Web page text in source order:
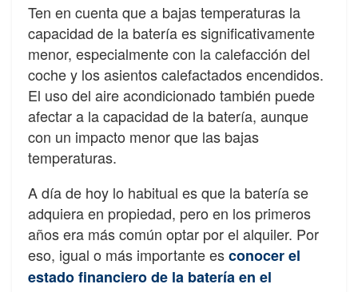
Ten en cuenta que a bajas temperaturas la
capacidad de la batería es significativamente
menor, especialmente con la calefacción del
coche y los asientos calefactados encendidos.
El uso del aire acondicionado también puede
afectar a la capacidad de la batería, aunque
con un impacto menor que las bajas
temperaturas.
A día de hoy lo habitual es que la batería se
adquiera en propiedad, pero en los primeros
años era más común optar por el alquiler. Por
eso, igual o más importante esconocer el
estado financiero de la batería en el